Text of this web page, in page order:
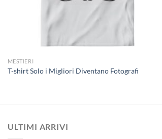
MESTIERI
T-shirt Solo i Migliori Diventano Fotografi
ULTIMI ARRIVI